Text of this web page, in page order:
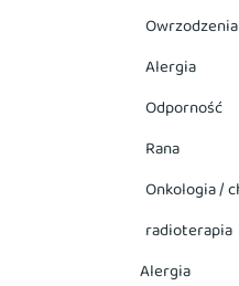
Owrzodzenia
Alergia
Odporność
Rana
Onkologia /
radioterapia
Alergia